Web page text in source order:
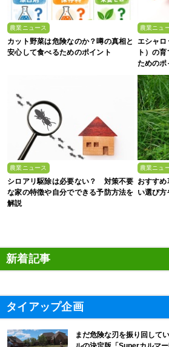
農業ニュース
カット野菜は危険なのか？噂の真相と
安心して食べるためのポイント
農業ニュ
エシャロ
ト）の
ためのポ
農業ニュース
シロアリ駆除は必要ない？ 対策不要
な家の特徴や自分でできる予防方法を
解説
農業ニュ
おすす
い選び
新着記事
タイアップ企画
まだ危険な刃を振り回して